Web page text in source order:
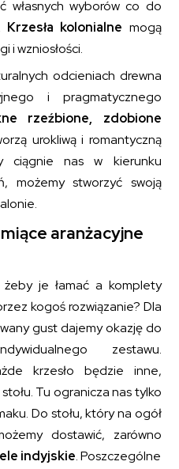
własnych wyborów co do
Krzesła kolonialne mogą
i wzniosłości.
odcieniach drewna
i pragmatycznego
rzeźbione, zdobione
urokliwą i romantyczną
ciągnie nas w kierunku
możemy stworzyć swoją
aranżacyjne
je łamać a komplety
kogoś rozwiązanie? Dla
gust dajemy okazję do
zestawu.
krzesło będzie inne,
Tu ogranicza nas tylko
Do stołu, który na ogół
dostawić, zarówno
indyjskie. Poszczególne